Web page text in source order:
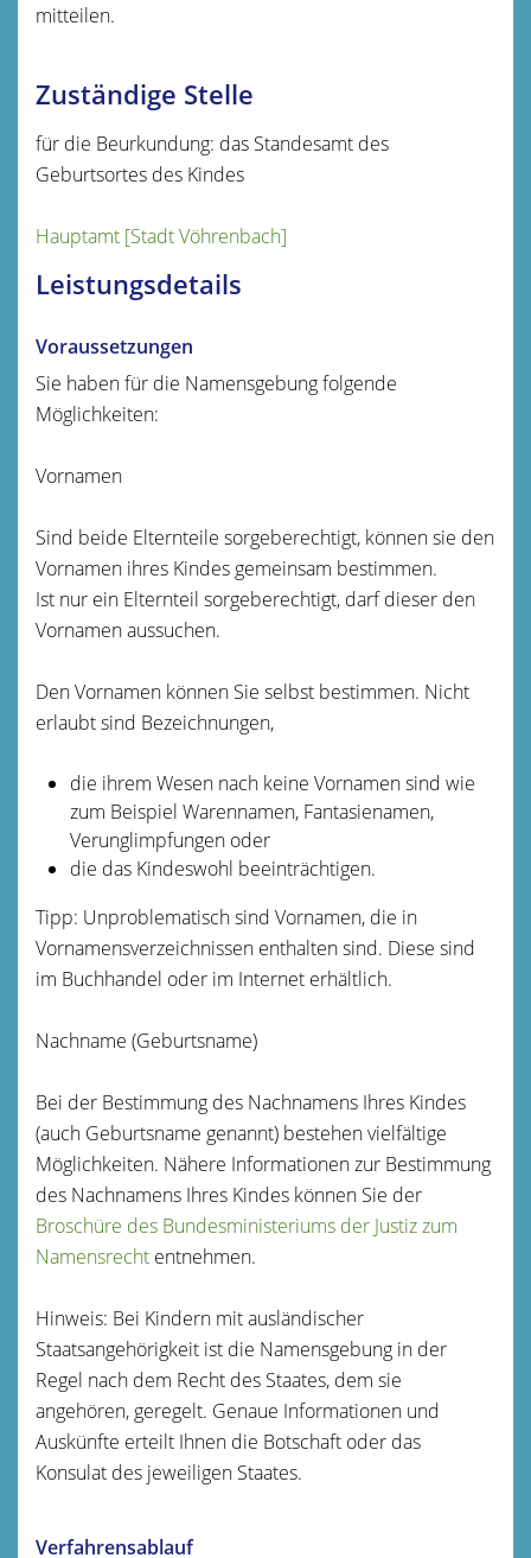
mitteilen.
Zuständige Stelle
für die Beurkundung: das Standesamt des
Geburtsortes des Kindes
Hauptamt [Stadt Vöhrenbach]
Leistungsdetails
Voraussetzungen
Sie haben für die Namensgebung folgende
Möglichkeiten:
Vornamen
Sind beide Elternteile sorgeberechtigt, können sie den
Vornamen ihres Kindes gemeinsam bestimmen.
Ist nur ein Elternteil sorgeberechtigt, darf dieser den
Vornamen aussuchen.
Den Vornamen können Sie selbst bestimmen. Nicht
erlaubt sind Bezeichnungen,
die ihrem Wesen nach keine Vornamen sind wie
zum Beispiel Warennamen, Fantasienamen,
Verunglimpfungenoder
die das Kindeswohl beeinträchtigen.
Tipp: Unproblematisch sind Vornamen, die in
Vornamensverzeichnissen enthalten sind. Diese sind
im Buchhandel oder im Internet erhältlich.
Nachname (Geburtsname)
Bei der Bestimmung des Nachnamens Ihres Kindes
(auch Geburtsname genannt) bestehen vielfältige
Möglichkeiten. Nähere Informationen zur Bestimmung
des Nachnamens Ihres Kindes können Sie der
Broschüre des Bundesministeriums der Justiz zum
Namensrecht entnehmen.
Hinweis: Bei Kindern mit ausländischer
Staatsangehörigkeit ist die Namensgebung in der
Regel nach dem Recht des Staates, dem sie
angehören, geregelt. Genaue Informationen und
Auskünfte erteilt Ihnen die Botschaft oder das
Konsulat des jeweiligen Staates.
Verfahrensablauf